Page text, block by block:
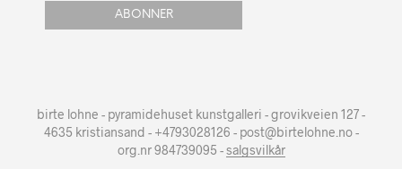
birte lohne - pyramidehuset kunstgalleri - grovikveien 127 -
4635 kristiansand - +4793028126 - post@birtelohne.no -
org.nr 984739095 -salgsvilkår